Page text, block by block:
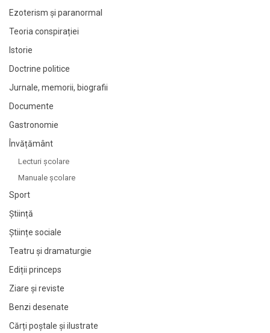
Ezoterism și paranormal
Teoria conspirației
Istorie
Doctrine politice
Jurnale, memorii, biografii
Documente
Gastronomie
Învățământ
Lecturi şcolare
Manuale şcolare
Sport
Știință
Științe sociale
Teatru și dramaturgie
Ediții princeps
Ziare şi reviste
Benzi desenate
Cărți poștale și ilustrate